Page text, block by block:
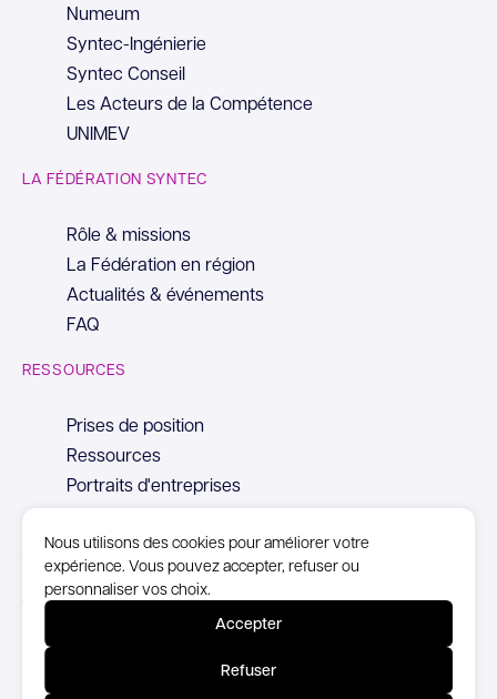
Nous utilisons des cookies pour améliorer votre
expérience. Vous pouvez accepter, refuser ou
personnaliser vos choix.
Accepter
Refuser
Numeum
Syntec-Ingénierie
Syntec Conseil
Les Acteurs de la Compétence
UNIMEV
LA FÉDÉRATION SYNTEC
Rôle & missions
La Fédération en région
Actualités & événements
FAQ
RESSOURCES
Prises de position
Ressources
Portraits d'entreprises
© Copyright Syntec, 2026
Politique de confidentialité